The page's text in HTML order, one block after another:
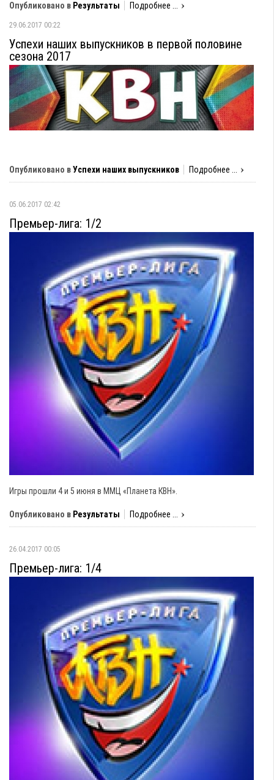
Опубликовано в Результаты Подробнее ...
29.06.2017 00:22
Успехи наших выпускников в первой половине
сезона 2017
Опубликовано вУспехи наших выпускников Подробнее ...
05.06.2017 02:42
Премьер-лига: 1/2
Игры прошли 4 и 5 июня в ММЦ «Планета КВН».
Опубликовано в Результаты Подробнее ...
26.04.2017 00:05
Премьер-лига: 1/4